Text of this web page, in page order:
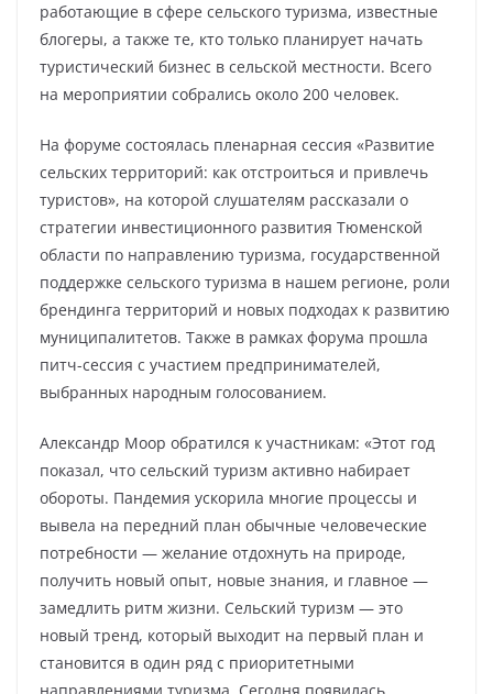
работающие в сфере сельского туризма, известные
блогеры, а также те, кто только планирует начать
туристический бизнес в сельской местности. Всего
на мероприятии собрались около 200 человек.
На форуме состоялась пленарная сессия «Развитие
сельских территорий: как отстроиться и привлечь
туристов», на которой слушателям рассказали о
стратегии инвестиционного развития Тюменской
области по направлению туризма, государственной
поддержке сельского туризма в нашем регионе, роли
брендинга территорий и новых подходах к развитию
муниципалитетов. Также в рамках форума прошла
питч-сессия с участием предпринимателей,
выбранных народным голосованием.
Александр Моор обратился к участникам: «Этот год
показал, что сельский туризм активно набирает
обороты. Пандемия ускорила многие процессы и
вывела на передний план обычные человеческие
потребности — желание отдохнуть на природе,
получить новый опыт, новые знания, и главное —
замедлить ритм жизни. Сельский туризм — это
новый тренд, который выходит на первый план и
становится в один ряд с приоритетными